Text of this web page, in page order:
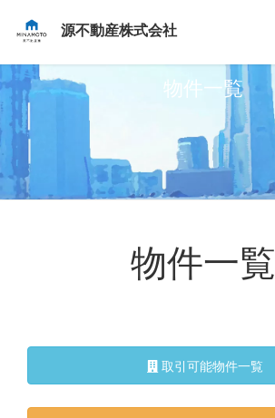
源不動産株式会社
物件一覧
物件一覧
取引可能物件一覧